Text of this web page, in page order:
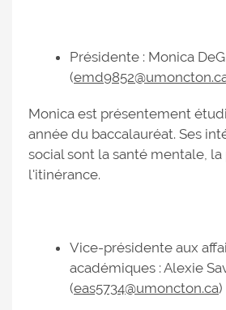
Présidente : Monica
(
Monica est présentement
année du baccalauréat. Ses
social sont la santé mentale,
l'itinérance.
Vice-présidente aux
académiques : Alexie
(eas5734@umoncton.ca)